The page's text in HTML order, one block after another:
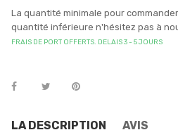
La quantité minimale pour
quantité inférieure n'hésitez pas à
FRAIS DE PORT OFFERTS. DELAIS 3 - 5 JOURS
LA DESCRIPTION AVIS